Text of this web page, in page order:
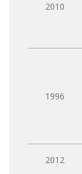
2010
1996
2012